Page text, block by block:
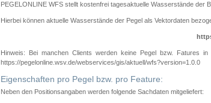
PEGELONLINE WFS stellt kostenfrei tagesaktuelle Wasserstände der
Hierbei können aktuelle Wasserstände der Pegel als Vektordaten
Hinweis: Bei manchen Clients werden keine Pegel bzw. Fatures
https://pegelonline.wsv.de/webservices/gis/aktuell/wfs?version=1.0.0
Eigenschaften pro Pegel bzw. pro Feature:
Neben den Positionsangaben werden folgende Sachdaten mitgeliefert: